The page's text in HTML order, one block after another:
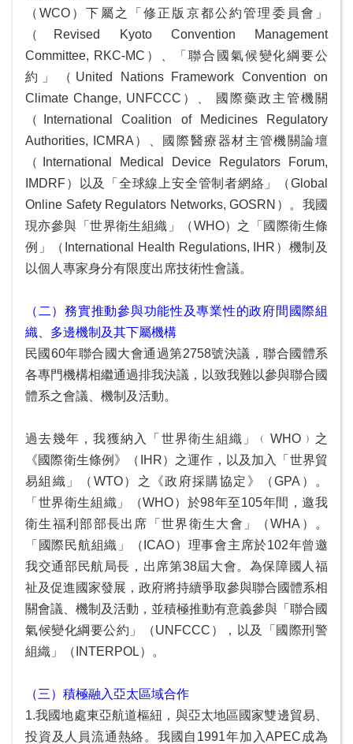
（WCO）下屬之「修正版京都公約管理委員會」
（Revised Kyoto Convention Management
Committee, RKC-MC）、「聯合國氣候變化綱要公
約」（United Nations Framework Convention on
Climate Change, UNFCCC）
國際藥政主管機關
（International Coalition of Medicines Regulatory
Authorities, ICMRA）、國際醫療器材主管機關論壇
（International Medical Device Regulators Forum,
IMDRF）以及「全球線上安全管制者網絡」（Global
Online Safety Regulators Networks, GOSRN）。我國
現亦參與「世界衛生組織」（WHO）之「國際衛生條
例」（International Health Regulations, IHR）機制及
以個人專家身分有限度出席技術性會議。
（二）務實推動參與功能性及專業性的政府間國際組
織、多邊機制及其下屬機構
民國60年聯合國大會通過第2758號決議，聯合國體系
各專門機構相繼通過排我決議，以致我難以參與聯合國
體系之會議、機制及活動。
過去幾年，我獲納入「世界衛生組織」﹙WHO﹚之
《國際衛生條例》（IHR）之運作，以及加入「世界貿
易組織」（WTO）之《政府採購協定》（GPA）。
「世界衛生組織」（WHO）於98年至105年間，邀我
衛生福利部部長出席「世界衛生大會」（WHA）。
「國際民航組織」（ICAO）理事會主席於102年曾邀
我交通部民航局長，出席第38屆大會。為保障國人福
祉及促進國家發展，政府將持續爭取參與聯合國體系相
關會議、機制及活動，並積極推動有意義參與「聯合國
氣候變化綱要公約」（UNFCCC），以及「國際刑警
組織」（INTERPOL）。
（三）積極融入亞太區域合作
1.我國地處東亞航道樞紐，與亞太地區國家雙邊貿易、
投資及人員流通熱絡。我國自1991年加入APEC成為